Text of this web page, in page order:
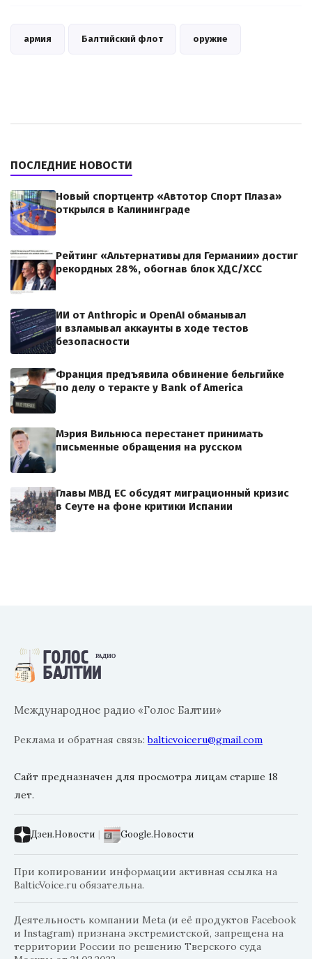
армия Балтийский флот оружие
ПОСЛЕДНИЕ НОВОСТИ
Новый спортцентр «Автотор Спорт Плаза»
открылся в Калининграде
Рейтинг «Альтернативы для Германии» достиг
рекордных 28%, обогнав блок ХДС/ХСС
ИИ от Anthropic и OpenAI обманывал
и взламывал аккаунты в ходе тестов
безопасности
Франция предъявила обвинение бельгийке
по делу о теракте у Bank of America
Мэрия Вильнюса перестанет принимать
письменные обращения на русском
Главы МВД ЕС обсудят миграционный кризис
в Сеуте на фоне критики Испании
Международное радио «Голос Балтии»
Реклама и обратная связь:balticvoiceru@gmail.com
Сайт предназначен для просмотра лицам старше 18
лет.
Дзен.Новости | Google.Новости
При копировании информации активная ссылка на
BalticVoice.ru обязательна.
Деятельность компании Meta (и её продуктов Facebook
и Instagram) признана экстремистской, запрещена на
территории России по решению Тверского суда